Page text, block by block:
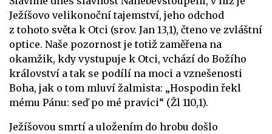
Ježíšovo velikonoční tajemství, jeho odchod
z tohoto světa k Otci (srov. Jan 13,1), čteno ve zvláštní
optice. Naše pozornost je totiž zaměřena na
okamžik, kdy vystupuje k Otci, vchází do Božího
království a tak se podílí na moci a vznešenosti
Boha, jak o tom mluví žalmista: „Hospodin řekl
mému Pánu: seď po mé pravici“ (Žl 110,1).
Ježíšovou smrtí a uložením do hrobu došlo